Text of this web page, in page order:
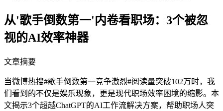
从'歌手倒数第一'内卷看职场：3个被忽
视的AI效率神器
文章摘要
当微博热搜#歌手倒数第一竞争激烈#阅读量突破102万时，我
们看到的不仅是娱乐现象，更是现代职场效率困境的缩影。本
文揭示3个超越ChatGPT的AI工作流解决方案，帮助职场人突